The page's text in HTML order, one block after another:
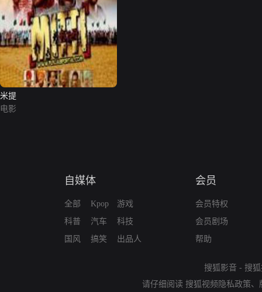
米提
电影
自媒体
全部
科普
国风
Kpop
汽车
搞笑
游戏
科技
出品人
会员
会员特权
会员剧场
帮助
搜狐影音 - 搜
请仔细阅读 搜狐视频隐私政策、